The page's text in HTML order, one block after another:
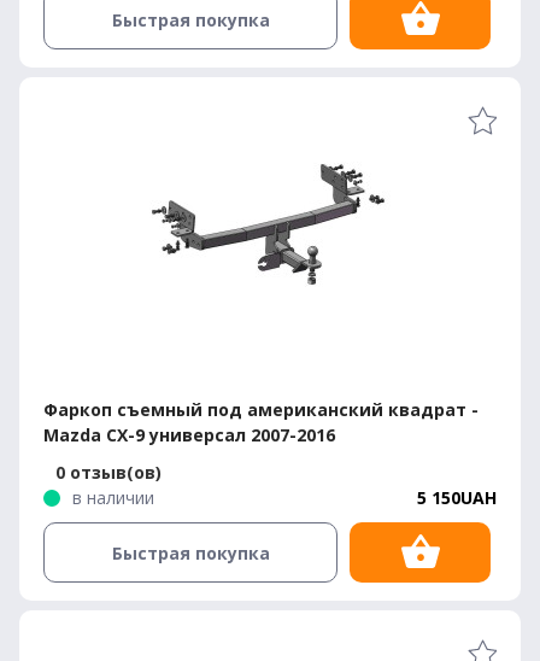
Быстрая покупка
Фаркоп съемный под американский квадрат -
Mazda CX-9 универсал 2007-2016
0 отзыв(ов)
в наличии
5 150UAH
Быстрая покупка